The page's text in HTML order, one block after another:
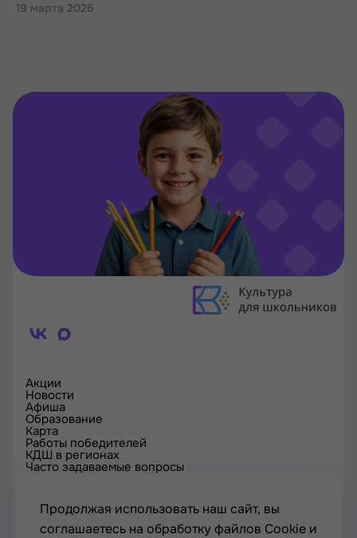
19 марта 2026
Акции
Новости
Афиша
Образование
Карта
Работы победителей
КДШ в регионах
Часто задаваемые вопросы
Проверка сертификата
Контакты
Продолжая использовать наш сайт, вы
соглашаетесь на обработку файлов Cookie и